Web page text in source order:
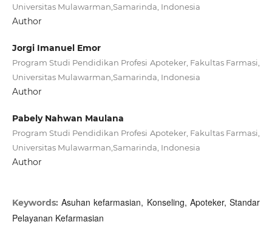
Universitas Mulawarman,Samarinda, Indonesia
Author
Jorgi Imanuel Emor
Program Studi Pendidikan Profesi Apoteker, Fakultas Farmasi,
Universitas Mulawarman,Samarinda, Indonesia
Author
Pabely Nahwan Maulana
Program Studi Pendidikan Profesi Apoteker, Fakultas Farmasi,
Universitas Mulawarman,Samarinda, Indonesia
Author
Keywords:Asuhan kefarmasian, Konseling, Apoteker, Standar
Pelayanan Kefarmasian